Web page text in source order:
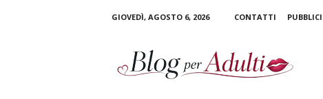
GIOVEDÌ, AGOSTO 6, 2026 CONTATTI